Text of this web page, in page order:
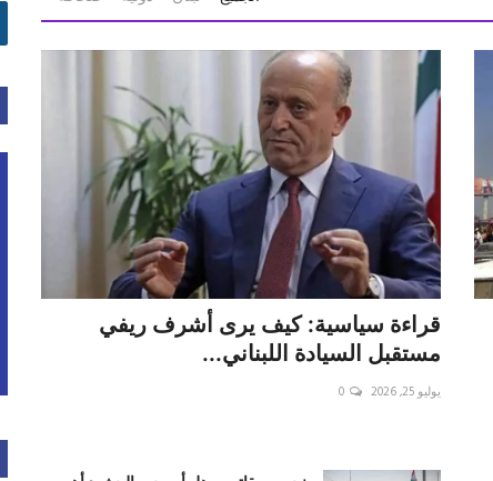
قراءة سياسية: كيف يرى أشرف ريفي
مستقبل السيادة اللبناني...
يوليو 25, 2026 0